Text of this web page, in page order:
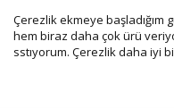
Çerezlik ekmeye başladığım
hem biraz daha çok ürü
sstıyorum. Çerezlik daha iyi